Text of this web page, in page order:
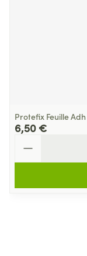
Protefix Feuille
6,50 €